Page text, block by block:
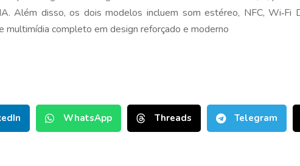
Além disso, os dois modelos incluem som estéreo, NFC, Wi‑Fi
multimídia completo em design reforçado e moderno
WhatsApp Threads Telegram